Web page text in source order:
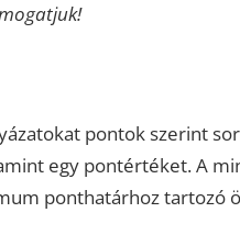
pontok szerint
egy pontértéket. A
ponthatárhoz tartozó